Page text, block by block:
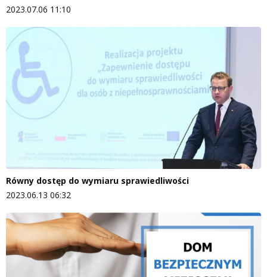
2023.07.06 11:10
Równy dostęp do wymiaru sprawiedliwości
2023.06.13 06:32